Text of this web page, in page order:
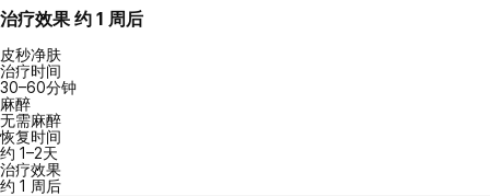
治疗效果 约 1 周后
皮秒净肤
治疗时间
30–60分钟
麻醉
无需麻醉
恢复时间
约 1–2天
治疗效果
约 1 周后